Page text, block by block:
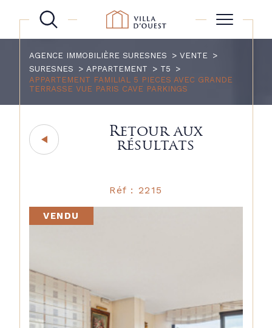
AGENCE IMMOBILIÈRE SURESNES
VENTE
SURESNES
APPARTEMENT
T5
APPARTEMENT FAMILIAL 5 PIECES AVEC GRANDE
TERRASSE VUE PARIS CAVE PARKINGS
Retour aux
résultats
Réf : 2215
VENDU